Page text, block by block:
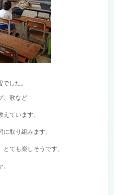
した。
、歌など
ています。
取り組みます。
ても楽しそうです。